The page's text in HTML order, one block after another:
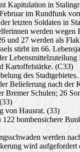
Kapitulation in
im Rundfunk
letzten Soldaten in
werden
und 27 werden als
stirbt im 66.
Kartoffelstärke. (C33)
des
Belieferung nach der
Bremer Schulen; 26
von Hausrat. (33)
122 bombensichere
werden
wird aufgefordert